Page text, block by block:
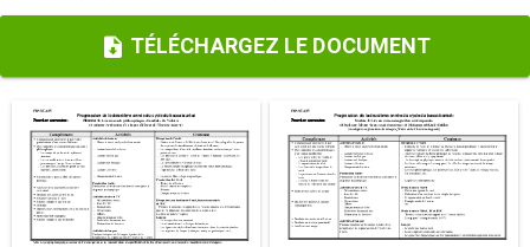
TÉLÉCHARGEZ LE DOCUMENT